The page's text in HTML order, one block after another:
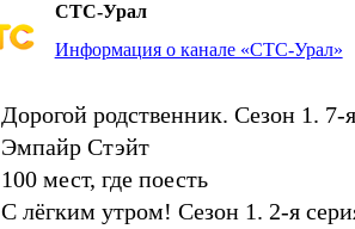
СТС-Урал
Информация о канале «СТС-Урал»
Дорогой родственник. Сезон 1. 7-
Эмпайр Стэйт
100 мест, где поесть
С лёгким утром! Сезон 1. 2-я